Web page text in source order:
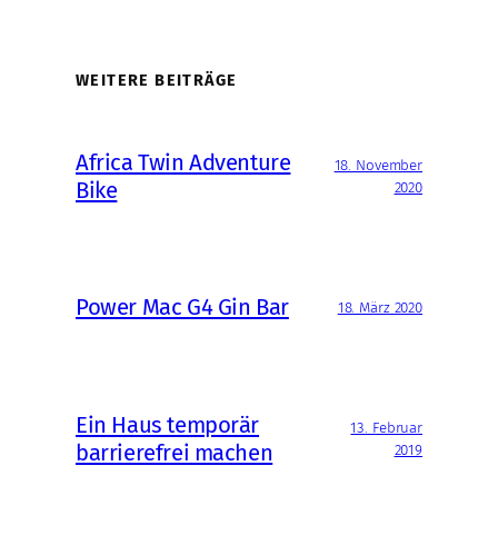
WEITERE BEITRÄGE
Africa Twin Adventure
Bike
18. November
2020
Power Mac G4 Gin Bar 18. März 2020
Ein Haus temporär
barrierefrei machen
13. Februar
2019